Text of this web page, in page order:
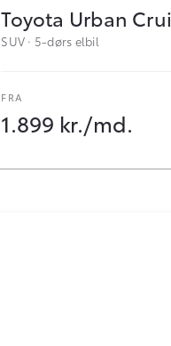
Toyota Urban
SUV · 5-dørs elbil
1.899 kr./md.